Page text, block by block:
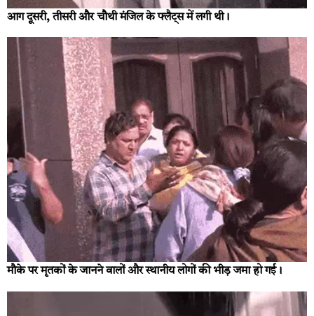
आग दूसरी, तीसरी और चौथी मंजिल के फ्लैट्स में लगी थी।
मौके पर मृतकों के जानने वालों और स्थानीय लोगों की भीड़ जमा हो गई।